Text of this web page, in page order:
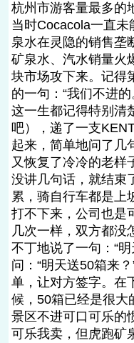
杭州市游客量最多的
当时Cocacola一直
泉水在灵隐的销售垄
矿泉水、汽水销量火
块市场攻下来。记得
的一句：“我们不进
这一生都记得特别清
吧），递了一支
起来，简单地问了几
又恢复了冷冷的老样
没讲几句话，就结束
累，骑自行车都是上
打不下来，公司也是
几次一样，双方都没
不丁地说了一句：“
问：“明天送50箱来
单，让对方签字。在
候，50箱已经是很大
景区不进可口可乐的
可乐我卖，但虎跑矿